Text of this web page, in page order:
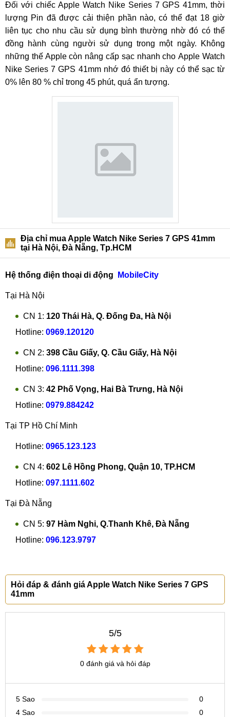
Đối với chiếc Apple Watch Nike Series 7 GPS 41mm, thời
lượng Pin đã được cải thiện phần nào, có thể đạt 18 giờ
liên tục cho nhu cầu sử dụng bình thường nhờ đó có thể
đồng hành cùng người sử dụng trong một ngày. Không
những thế Apple còn nâng cấp sạc nhanh cho Apple Watch
Nike Series 7 GPS 41mm nhớ đó thiết bị này có thể sạc từ
0% lên 80 % chỉ trong 45 phút, quá ẩn tượng.
Địa chỉ mua Apple Watch Nike Series 7 GPS 41mm
tại Hà Nội, Đà Nẵng, Tp.HCM
Hệ thống điện thoại di động MobileCity
Tại Hà Nội
CN 1: 120 Thái Hà, Q. Đống Đa, Hà Nội
Hotline: 0969.120120
CN 2: 398 Cầu Giấy, Q. Cầu Giấy, Hà Nội
Hotline: 096.1111.398
CN 3: 42 Phố Vọng, Hai Bà Trưng, Hà Nội
Hotline: 0979.884242
Tại TP Hồ Chí Minh
Hotline: 0965.123.123
CN 4: 602 Lê Hồng Phong, Quận 10, TP.HCM
Hotline: 097.1111.602
Tại Đà Nẵng
CN 5: 97 Hàm Nghi, Q.Thanh Khê, Đà Nẵng
Hotline: 096.123.9797
Hỏi đáp & đánh giá Apple Watch Nike Series 7 GPS
41mm
5/5
0 đánh giá và hỏi đáp
5 Sao
0
4 Sao
0